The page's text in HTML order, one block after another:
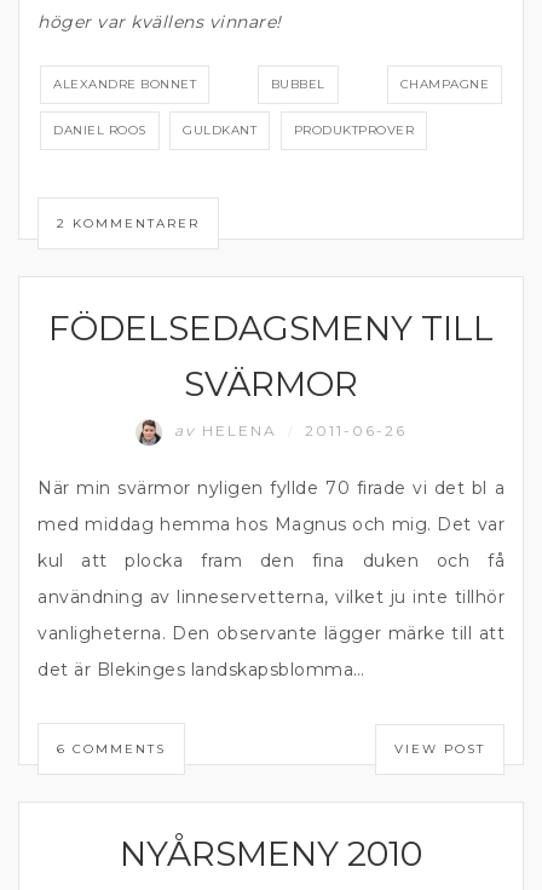
höger var kvällens vinnare!
ALEXANDRE BONNET BUBBEL CHAMPAGNE
DANIEL ROOS GULDKANT PRODUKTPROVER
2 KOMMENTARER
DIPP OCH RÖROR
FÖDELSEDAGSMENY TILL
SVÄRMOR
av HELENA 2011-06-26
När min svärmor nyligen fyllde 70 firade vi det bl a
med middag hemma hos Magnus och mig. Det var
kul att plocka fram den fina duken och få
användning av linneservetterna, vilket ju inte tillhör
vanligheterna. Den observante lägger märke till att
det är Blekinges landskapsblomma…
6 COMMENTS VIEW POST
NYÅRSMENY 2010